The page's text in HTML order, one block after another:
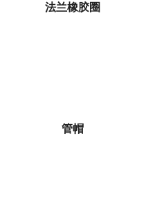
法兰橡胶圈
管帽